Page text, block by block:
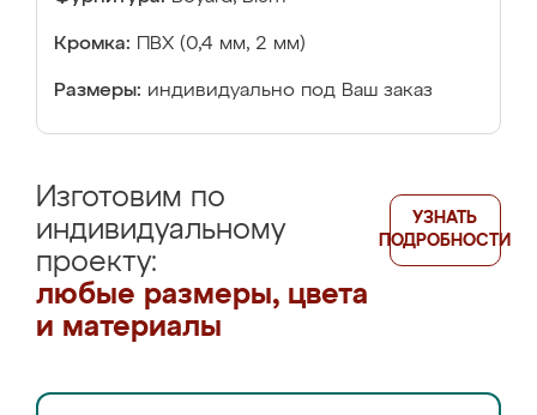
Кромка: ПВХ (0,4 мм, 2 мм)
Размеры: индивидуально под Ваш заказ
Изготовим по
индивидуальному
проекту:
любые размеры, цвета
и материалы
УЗНАТЬ
ПОДРОБНОСТИ